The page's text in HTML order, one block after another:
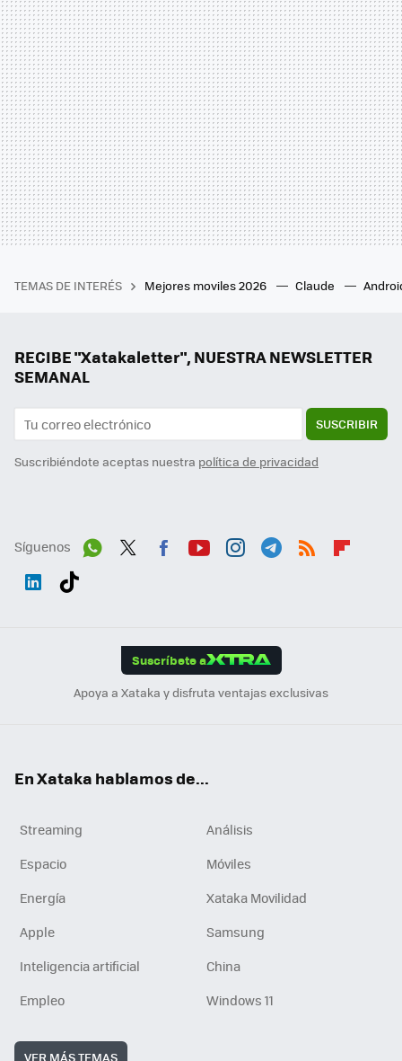
TEMAS DE INTERÉS Mejores moviles 2026 Claude
RECIBE "Xatakaletter", NUESTRA NEWSLETTER
SEMANAL
SUSCRIBIR
Suscribiéndote aceptas nuestra política de privacidad
Síguenos
Suscríbete a
Apoya a Xataka y disfruta ventajas exclusivas
En Xataka hablamos de...
Streaming
Análisis
Espacio
Móviles
Energía
Xataka Movilidad
Apple
Samsung
Inteligencia artificial
China
Empleo
Windows 11
VER MÁS TEMAS